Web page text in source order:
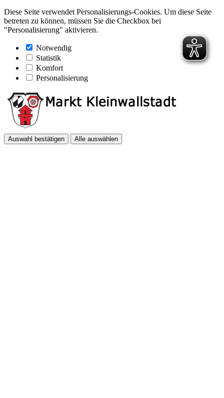
Diese Seite verwendet Personalisierungs-Cookies. Um diese Seite
betreten zu können, müssen Sie die Checkbox bei
"Personalisierung" aktivieren.
Notwendig
Statistik
Komfort
Personalisierung
Auswahl bestätigen Alle auswählen